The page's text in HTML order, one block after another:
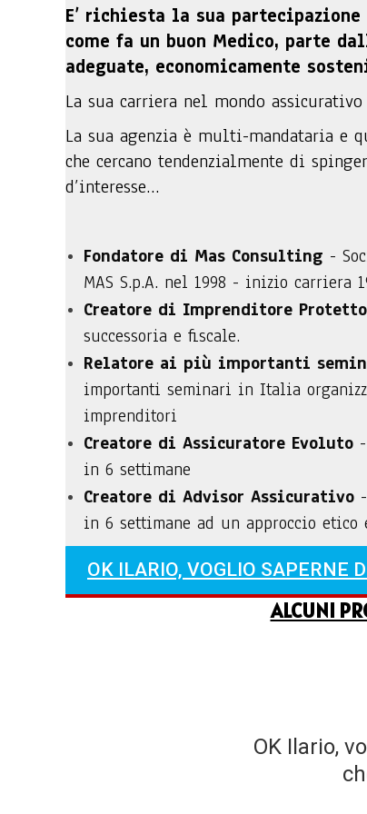
E’ richiesta la sua
come fa un buon Medico, parte
adeguate, economicamente
La sua carriera nel mondo
La sua agenzia è multi-mandataria e
che cercano tendenzialmente di
d’interesse…
Fondatore di Mas Consulting -
MAS S.p.A. nel 1998 - inizio carriera
Creatore di Imprenditore
successoria e fiscale.
Relatore ai più importanti
importanti seminari in Italia
imprenditori
Creatore di Assicuratore Evoluto
in 6 settimane
Creatore di Advisor Assicurativo
in 6 settimane ad un approccio
OK ILARIO, VOGLIO SAPERNE
ALCUNI
OK Ilario,